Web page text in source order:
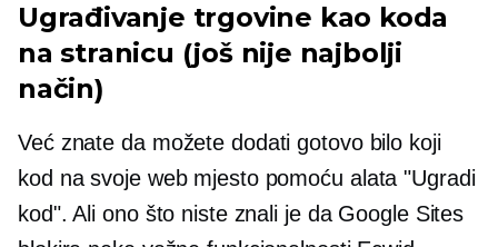
Ugrađivanje trgovine kao koda
na stranicu (još nije najbolji
način)
Već znate da možete dodati gotovo bilo koji
kod na svoje web mjesto pomoću alata "Ugradi
kod". Ali ono što niste znali je da Google Sites